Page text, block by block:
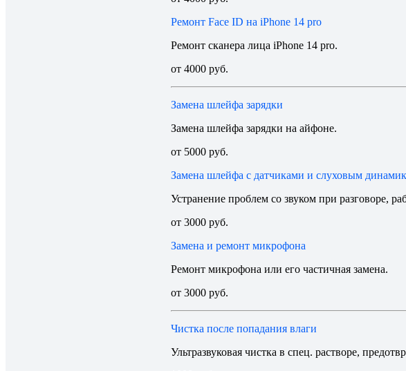
Ремонт Face ID на iPhone 14 pro
Ремонт сканера лица iPhone 14 pro.
от 4000 руб.
Замена шлейфа зарядки
Замена шлейфа зарядки на айфоне.
от 5000 руб.
Замена шлейфа с датчиками и слуховым
Устранение проблем со звуком при разговоре,
от 3000 руб.
Замена и ремонт микрофона
Ремонт микрофона или его частичная замена.
от 3000 руб.
Чистка после попадания влаги
Ультразвуковая чистка в спец. растворе,